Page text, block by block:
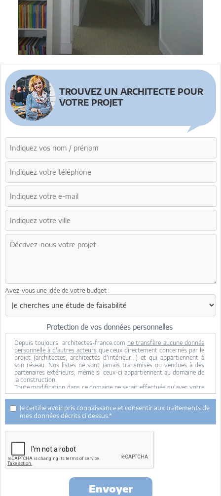
TROUVEZ UN ARCHITECTE POUR
VOTRE PROJET
Avez-vous une idée de votre budget :
Protection de vos données personnelles
Depuis toujours, architectes-france.com ne transfère aucune donnée
personnelle à d'autres acteurs que ceux directement concernés par le
projet (architectes, architectes d'intérieur...) et qui appartiennent à
son réseau. Nos listes ne sont jamais transmises ou vendues à des
partenaires extérieurs, même si ceux-ci appartiennent au domaine de
la construction.
Toute modification dans ce domaine ne serait effectuée qu'avec votre
consentement.
Je consens à ce que mes données personnelles soient collectées pour
permettre à architectes-france de transférer votre projet aux
architectes. Seul Architectes-france, ses équipes internes et la
maitrise d'oeuvre concernée par le projet y ont accès. Aucune
transmission de données à des tiers à l'exclusion de ceux décrits ci
dessus n'est réalisée.
Mes données téléphoniques seront uniquement utilisées par
Architectes-france.com et les architectes de notre réseau dans le
cadre de la qualification et du suivi de mon projet.
Les données sont conservées pendant une durée de 18 mois courant à
partir des derniers contacts effectifs entre architectes-france et vous
ou architectes-france et un membre de la maitrise d'oeuvre en
Je certifie avoir pris connaissance et consentir aux traitements de
mes données décrits ci dessus.*
Envoyer